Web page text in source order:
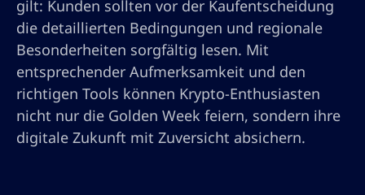
gilt: Kunden sollten vor der Kaufentscheidung
die detaillierten Bedingungen und regionale
Besonderheiten sorgfältig lesen. Mit
entsprechender Aufmerksamkeit und den
richtigen Tools können Krypto-Enthusiasten
nicht nur die Golden Week feiern, sondern ihre
digitale Zukunft mit Zuversicht absichern.